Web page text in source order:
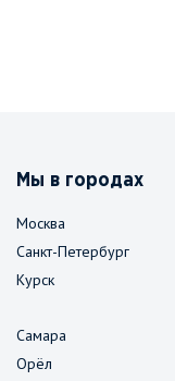
Мы в городах
Москва
Санкт-Петербург
Курск
Самара
Орёл